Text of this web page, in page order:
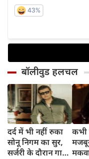
बॉलीवुड हलचल
दर्द में भी नहीं रुका
सोनू निगम का सुर,
सर्जरी के दौरान गाया
कभी